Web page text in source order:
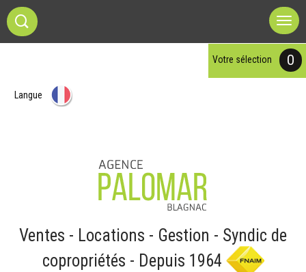
Langue
votre sélection 0
Ventes - Locations - Gestion - Syndic de
copropriétés - Depuis 1964